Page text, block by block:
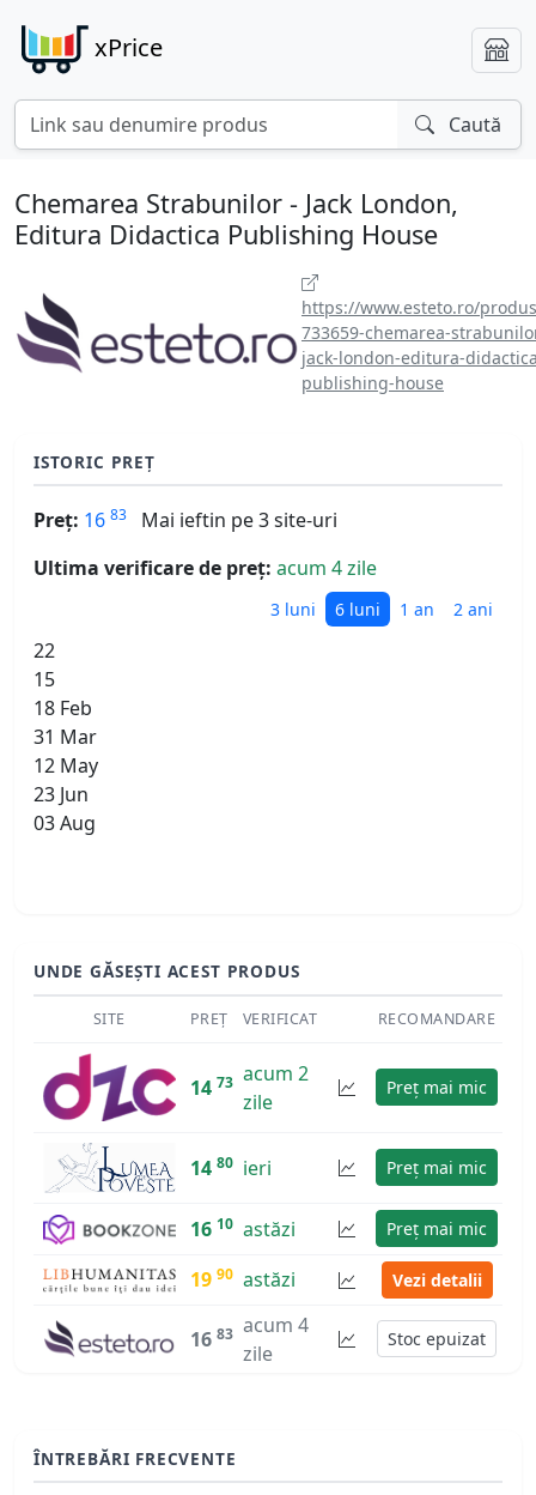
xPrice
Caută
Chemarea Strabunilor - Jack London,
Editura Didactica Publishing House
https://www.esteto.ro/
733659-chemarea-
jack-london-editura-
publishing-house
ISTORIC PREȚ
Preț: 16 83
Mai ieftin pe 3 site-uri
Ultima verificare de preț: acum 4 zile
3 luni 6 luni 1 an 2 ani
22
15
18 Feb
31 Mar
12 May
23 Jun
03 Aug
UNDE GĂSEȘTI ACEST PRODUS
SITE PREȚ VERIFICAT RECOMANDARE
14 73 acum 2
zile
Preț mai mic
14 80 ieri Preț mai mic
16 10 astăzi Preț mai mic
19 90 astăzi Vezi detalii
16 83 acum 4
zile
Stoc epuizat
ÎNTREBĂRI FRECVENTE